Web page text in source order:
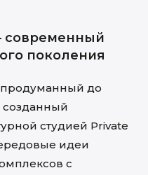
современный
поколения
продуманный до
созданный
студией Private
идеи
с